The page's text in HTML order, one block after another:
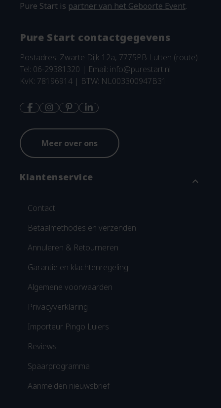
Pure Start is partner van het Geboorte Event.
Pure Start contactgegevens
Postadres: Zwarte Dijk 12a, 7775PB Lutten (route)
Tel: 06-29381320 | Email: info@purestart.nl
KvK: 78196914 | BTW: NL003300947B31
Meer over ons
Klantenservice expand_more
Contact
Betaalmethodes en verzenden
Annuleren & Retourneren
Garantie en klachtenregeling
Algemene voorwaarden
Privacyverklaring
Importeur Pingo Luiers
Reviews
Spaarprogramma
Aanmelden nieuwsbrief